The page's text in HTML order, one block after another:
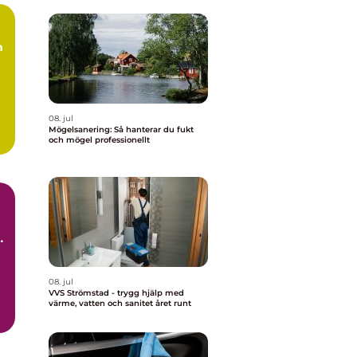
08. jul
Mögelsanering: Så hanterar du fukt
och mögel professionellt
08. jul
VVS Strömstad - trygg hjälp med
värme, vatten och sanitet året runt